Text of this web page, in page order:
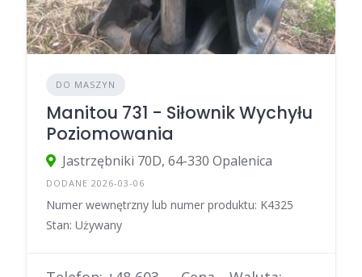
DO MASZYN
Manitou 731 - Siłownik Wychyłu
Poziomowania
Jastrzębniki 70D, 64-330 Opalenica
DODANE 2026-03-06
Numer wewnętrzny lub numer produktu: K4325
Stan: Używany